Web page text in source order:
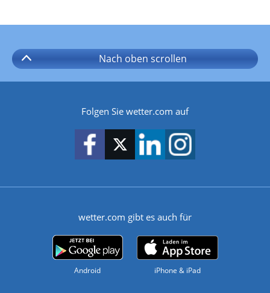
Nach oben scrollen
Folgen Sie wetter.com auf
wetter.com gibt es auch für
Android iPhone & iPad